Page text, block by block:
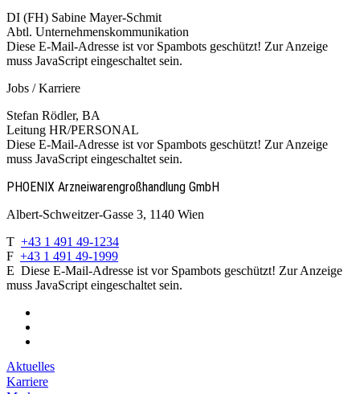
DI (FH) Sabine Mayer-Schmit
Abtl. Unternehmenskommunikation
Diese E-Mail-Adresse ist vor Spambots geschützt! Zur Anzeige
muss JavaScript eingeschaltet sein.
Jobs / Karriere
Stefan Rödler, BA
Leitung HR/PERSONAL
Diese E-Mail-Adresse ist vor Spambots geschützt! Zur Anzeige
muss JavaScript eingeschaltet sein.
PHOENIX Arzneiwaren­großhandlung GmbH
Albert-Schweitzer-Gasse 3, 1140 Wien
T +43 1 491 49-1234
F +43 1 491 49-1999
E Diese E-Mail-Adresse ist vor Spambots geschützt! Zur Anzeige
muss JavaScript eingeschaltet sein.
Aktuelles
Karriere